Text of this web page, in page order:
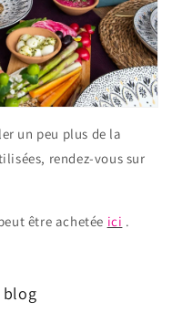
un peu plus de la
rendez-vous sur
être achetée ici .
blog